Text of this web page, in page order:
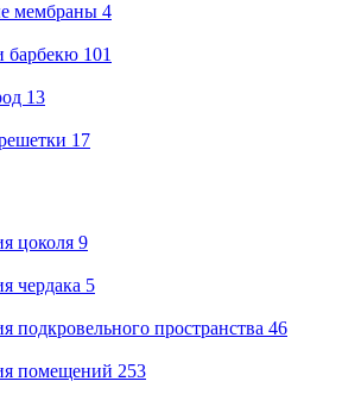
мембраны 4
барбекю 101
13
17
цоколя 9
чердака 5
подкровельного пространства 46
помещений 253